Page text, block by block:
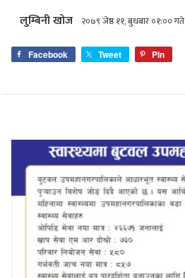
लुम्बिनी खोज २०७९ जेष्ठ ११, बुधबार ०१:०० गते
Facebook Tweet Pin